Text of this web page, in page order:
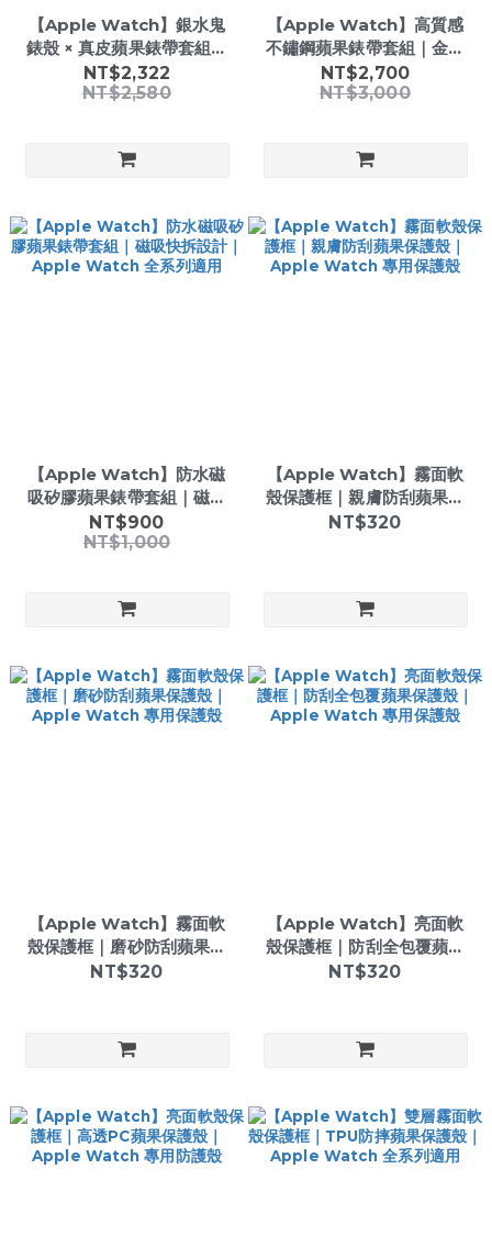
【Apple Watch】銀水鬼
錶殼 × 真皮蘋果錶帶套組｜
經典潛水風格｜Apple
Watch 專用配件
NT$2,322
NT$2,580
【Apple Watch】高質感
不鏽鋼蘋果錶帶套組｜金屬
鍊帶｜Apple Watch Ultra
49適用
NT$2,700
NT$3,000
【Apple Watch】防水磁
吸矽膠蘋果錶帶套組｜磁吸
快拆設計｜Apple Watch
全系列適用
NT$900
NT$1,000
【Apple Watch】霧面軟
殼保護框｜親膚防刮蘋果保
護殼｜Apple Watch 專用
NT$320
【Apple Watch】霧面軟
殼保護框｜磨砂防刮蘋果保
護殼｜Apple Watch 專用
NT$320
【Apple Watch】亮面軟
殼保護框｜防刮全包覆蘋果
保護殼｜Apple Watch 專
NT$320